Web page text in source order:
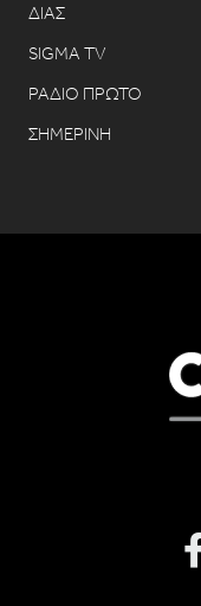
ΔΙΑΣ
SIGMA TV
ΡΑΔΙΟ ΠΡΩΤΟ
ΣΗΜΕΡΙΝΗ